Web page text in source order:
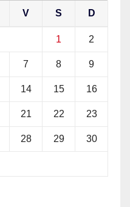
V S D
1 2
7 8 9
14 15 16
21 22 23
28 29 30